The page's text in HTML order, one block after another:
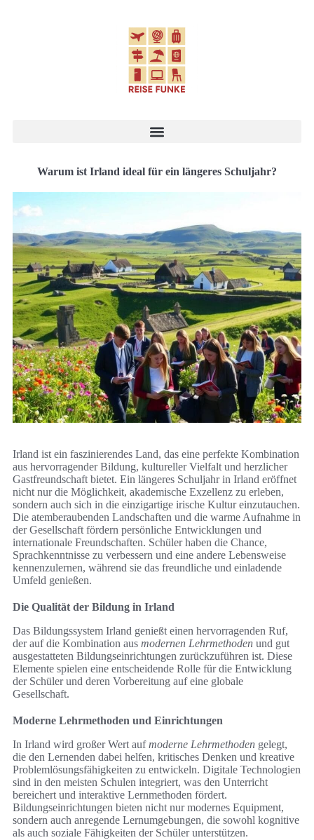
Warum ist Irland ideal für ein längeres Schuljahr?
Irland ist ein faszinierendes Land, das eine perfekte Kombination
aus hervorragender Bildung, kultureller Vielfalt und herzlicher
Gastfreundschaft bietet. Ein längeres Schuljahr in Irland eröffnet
nicht nur die Möglichkeit, akademische Exzellenz zu erleben,
sondern auch sich in die einzigartige irische Kultur einzutauchen.
Die atemberaubenden Landschaften und die warme Aufnahme in
der Gesellschaft fördern persönliche Entwicklungen und
internationale Freundschaften. Schüler haben die Chance,
Sprachkenntnisse zu verbessern und eine andere Lebensweise
kennenzulernen, während sie das freundliche und einladende
Umfeld genießen.
Die Qualität der Bildung in Irland
Das Bildungssystem Irland genießt einen hervorragenden Ruf,
der auf die Kombination aus modernen Lehrmethoden und gut
ausgestatteten Bildungseinrichtungen zurückzuführen ist. Diese
Elemente spielen eine entscheidende Rolle für die Entwicklung
der Schüler und deren Vorbereitung auf eine globale
Gesellschaft.
Moderne Lehrmethoden und Einrichtungen
In Irland wird großer Wert aufmoderne Lehrmethoden gelegt,
die den Lernenden dabei helfen, kritisches Denken und kreative
Problemlösungsfähigkeiten zu entwickeln. Digitale Technologien
sind in den meisten Schulen integriert, was den Unterricht
bereichert und interaktive Lernmethoden fördert.
Bildungseinrichtungen bieten nicht nur modernes Equipment,
sondern auch anregende Lernumgebungen, die sowohl kognitive
als auch soziale Fähigkeiten der Schüler unterstützen.